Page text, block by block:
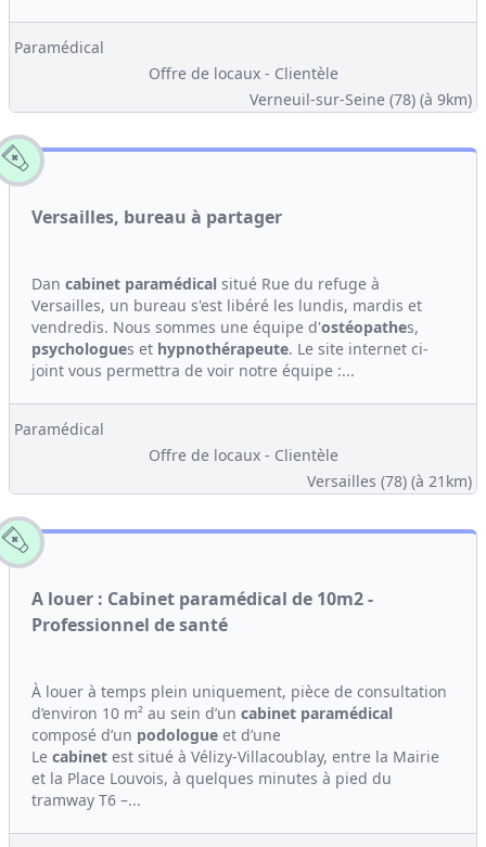
Paramédical
Offre de locaux - Clientèle
Verneuil-sur-Seine (78) (à 9km)
Versailles, bureau à partager
Dan cabinet paramédical situé Rue du refuge à
Versailles, un bureau s'est libéré les lundis, mardis et
vendredis. Nous sommes une équipe d'ostéopathes,
psychologues et hypnothérapeute. Le site internet ci-
joint vous permettra de voir notre équipe :...
Paramédical
Offre de locaux - Clientèle
Versailles (78) (à 21km)
A louer : Cabinet paramédical de 10m2 -
Professionnel de santé
À louer à temps plein uniquement, pièce de consultation
d’environ 10 m² au sein d’un cabinet paramédical
composé d’un podologue et d’une
Le cabinet est situé à Vélizy-Villacoublay, entre la Mairie
et la Place Louvois, à quelques minutes à pied du
tramway T6 –...